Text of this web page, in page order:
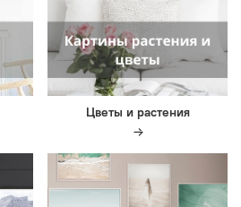
Цветы и растения